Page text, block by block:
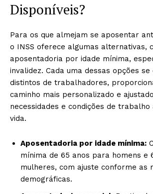
Disponíveis?
Para os que almejam se aposentar
o INSS oferece algumas alternativas,
aposentadoria por idade mínima,
invalidez. Cada uma dessas opções
distintos de trabalhadores,
caminho mais personalizado e
necessidades e condições de trabalho
vida.
Aposentadoria por idade mínima:
mínima de 65 anos para homens e
mulheres, com ajuste conforme as
demográficas.